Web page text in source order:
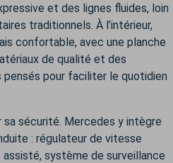
et des lignes fluides, loin
traditionnels. À l’intérieur,
confortable, avec une planche
de qualité et des
pour faciliter le quotidien
sa sécurité. Mercedes y intègre
: régulateur de vitesse
système de surveillance